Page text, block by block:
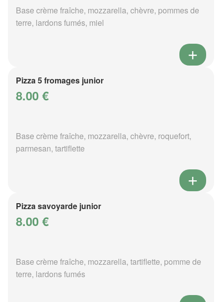
Base crème fraîche, mozzarella, chèvre, pommes de
terre, lardons fumés, miel
Pizza 5 fromages junior
8.00 €
Base crème fraîche, mozzarella, chèvre, roquefort,
parmesan, tartiflette
Pizza savoyarde junior
8.00 €
Base crème fraîche, mozzarella, tartiflette, pomme de
terre, lardons fumés